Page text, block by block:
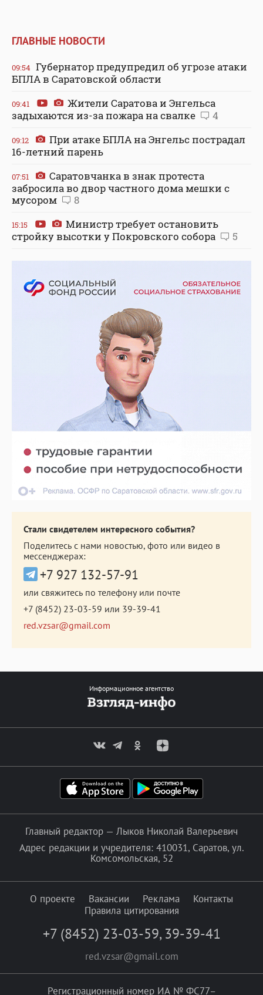
ГЛАВНЫЕ НОВОСТИ
09:54 Губернатор предупредил об угрозе атаки
БПЛА в Саратовской области
09:41
Жители Саратова и Энгельса
задыхаются из-за пожара на свалке
4
09:12
При атаке БПЛА на Энгельс пострадал
16-летний парень
07:51
Саратовчанка в знак протеста
забросила во двор частного дома мешки с
мусором
8
15:15
Министр требует остановить
стройку высотки у Покровского собора
5
Стали свидетелем интересного события?
Поделитесь с нами новостью, фото или видео в
мессенджерах:
+7 927 132-57-91
или свяжитесь по телефону или почте
+7 (8452) 23-03-59 или 39-39-41
red.vzsar@gmail.com
Информационное агентство
Главный редактор — Лыков Николай Валерьевич
Адрес редакции и учредителя: 410031, Саратов, ул.
Комсомольская, 52
О проекте Вакансии Реклама
Контакты
Правила цитирования
+7 (8452) 23-03-59, 39-39-41
red.vzsar@gmail.com
Регистрационный номер ИА № ФС77–